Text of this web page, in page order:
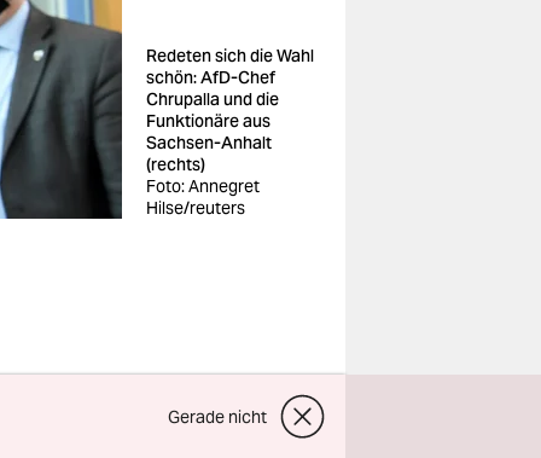
Redeten sich die Wahl
schön: AfD-Chef
Chrupalla und die
Funktionäre aus
Sachsen-Anhalt
(rechts)
Foto: Annegret
Hilse/reuters
in
Gerade nicht